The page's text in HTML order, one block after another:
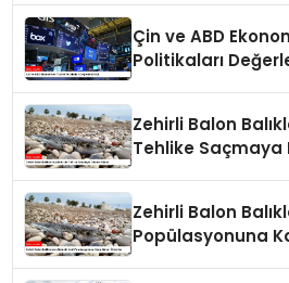
Çin ve ABD
Politikaları
Zehirli Balon
Tehlike Saçmaya
Zehirli Balon
Popülasyonuna